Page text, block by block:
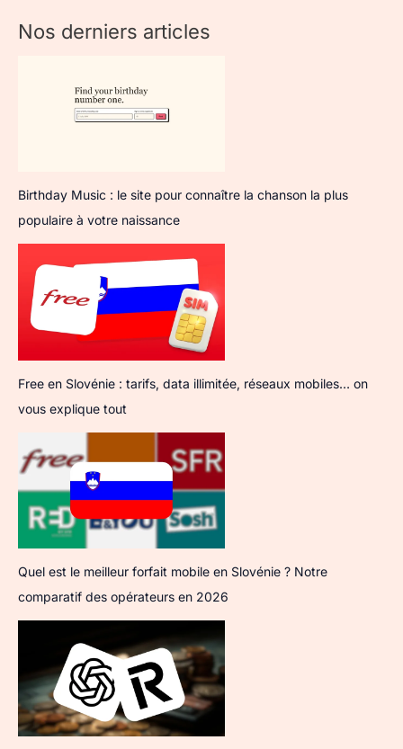
Nos derniers articles
Birthday Music : le site pour connaître la chanson la plus
populaire à votre naissance
Free en Slovénie : tarifs, data illimitée, réseaux mobiles… on
vous explique tout
Quel est le meilleur forfait mobile en Slovénie ? Notre
comparatif des opérateurs en 2026